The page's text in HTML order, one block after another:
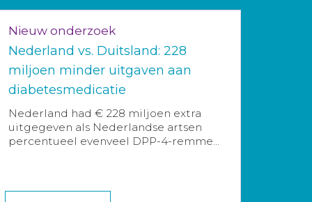
Nieuw onderzoek
Nederland vs. Duitsland: 228
miljoen minder uitgaven aan
diabetesmedicatie
Nederland had € 228 miljoen extra
uitgegeven als Nederlandse artsen
percentueel evenveel DPP-4-remme...